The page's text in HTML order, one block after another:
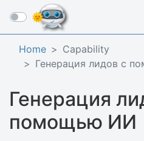
☰
Home
Capability
Генерация лидов с
Генерация
помощью ИИ